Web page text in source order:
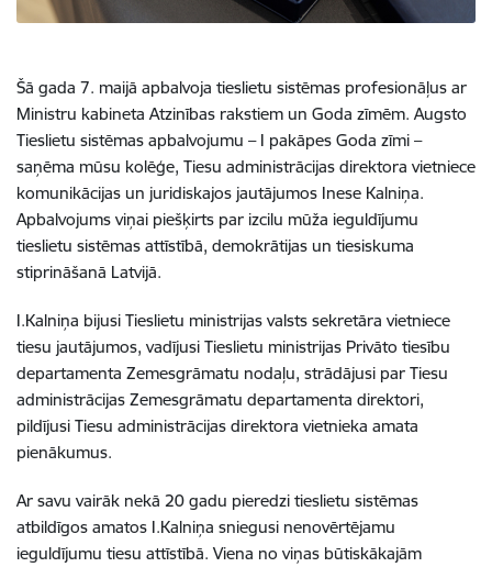
Šā gada 7. maijā apbalvoja tieslietu sistēmas profesionāļus ar
Ministru kabineta Atzinības rakstiem un Goda zīmēm. Augsto
Tieslietu sistēmas apbalvojumu – I pakāpes Goda zīmi –
saņēma mūsu kolēģe, Tiesu administrācijas direktora vietniece
komunikācijas un juridiskajos jautājumos Inese Kalniņa.
Apbalvojums viņai piešķirts par izcilu mūža ieguldījumu
tieslietu sistēmas attīstībā, demokrātijas un tiesiskuma
stiprināšanā Latvijā.
I.Kalniņa bijusi Tieslietu ministrijas valsts sekretāra vietniece
tiesu jautājumos, vadījusi Tieslietu ministrijas Privāto tiesību
departamenta Zemesgrāmatu nodaļu, strādājusi par Tiesu
administrācijas Zemesgrāmatu departamenta direktori,
pildījusi Tiesu administrācijas direktora vietnieka amata
pienākumus.
Ar savu vairāk nekā 20 gadu pieredzi tieslietu sistēmas
atbildīgos amatos I.Kalniņa sniegusi nenovērtējamu
ieguldījumu tiesu attīstībā. Viena no viņas būtiskākajām